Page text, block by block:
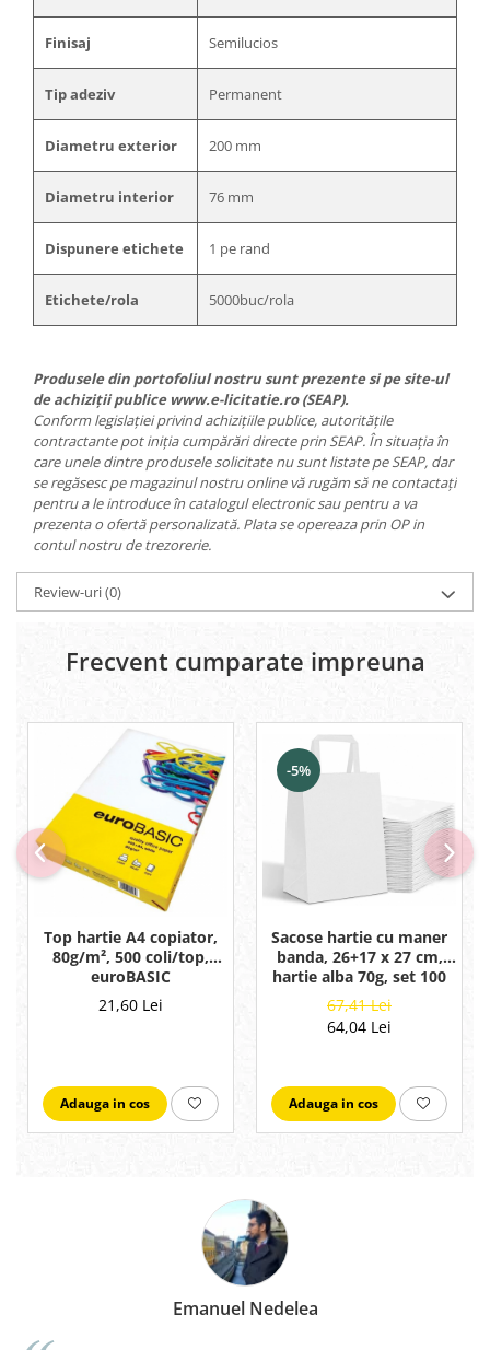
Finisaj Semilucios
Tip adeziv Permanent
Diametru exterior 200 mm
Diametru interior 76 mm
Dispunere etichete 1 pe rand
Etichete/rola 5000buc/rola
Produsele din portofoliul nostru sunt prezente si pe site-ul
de achiziții publice www.e-licitatie.ro (SEAP).
Conform legislației privind achizițiile publice, autoritățile
contractante pot iniția cumpărări directe prin SEAP. În situația în
care unele dintre produsele solicitate nu sunt listate pe SEAP, dar
se regăsesc pe magazinul nostru online vă rugăm să ne contactați
pentru a le introduce în catalogul electronic sau pentru a va
prezenta o ofertă personalizată. Plata se opereaza prin OP in
contul nostru de trezorerie.
Review-uri(0)
Frecvent cumparate impreuna
Top hartie A4 copiator,
80g/m², 500 coli/top,
euroBASIC
21,60 Lei
Adauga in cos
-5%
Sacose hartie cu maner
banda, 26+17 x 27 cm,
hartie alba 70g, set 100
bucati
67,41 Lei
64,04 Lei
Adauga in cos
Marius Zinveliu